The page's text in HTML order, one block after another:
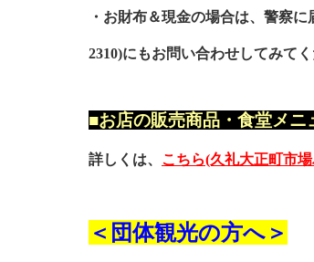
・お財布＆現金の場合は、警察
2310)にもお問い合わせしてみてく
■お店の販売商品・食堂メニ
詳しくは、 こちら(久礼大正町市
＜団体観光の方へ＞